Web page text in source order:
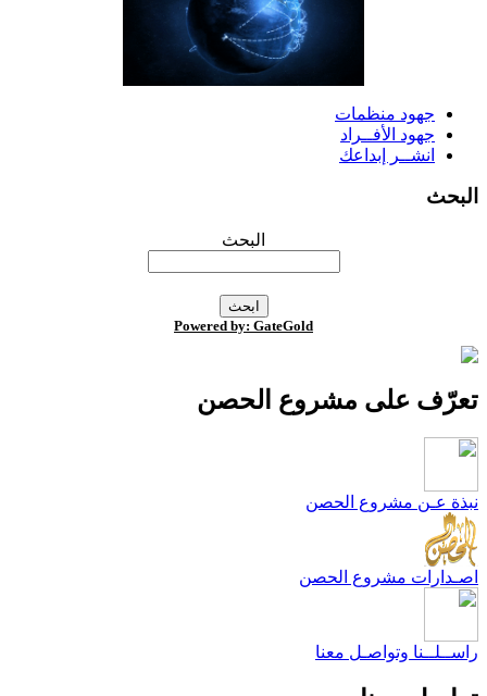
جهود منظمات
جهود الأفــراد
انشــر إبداعك
البحث
Powered by: GateGold
على مشروع الحصن
عـن مشروع الحصن
مشروع الحصن
وتواصـل معنا